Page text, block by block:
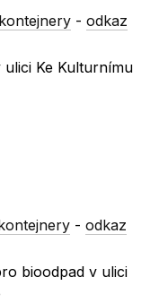
kontejnery -odkaz
Ke Kulturnímu
-odkaz
bioodpad v ulici